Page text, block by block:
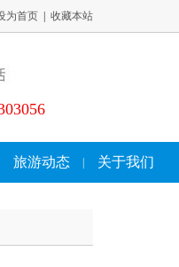
为首页 收藏本站
旅游动态 关于我们